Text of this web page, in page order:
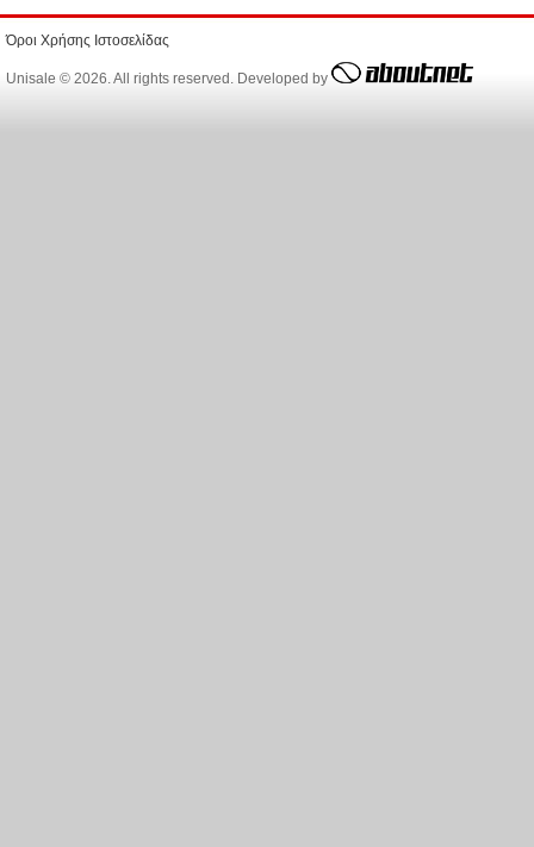
Όροι Χρήσης Ιστοσελίδας
Unisale © 2026. All rights reserved. Developed by